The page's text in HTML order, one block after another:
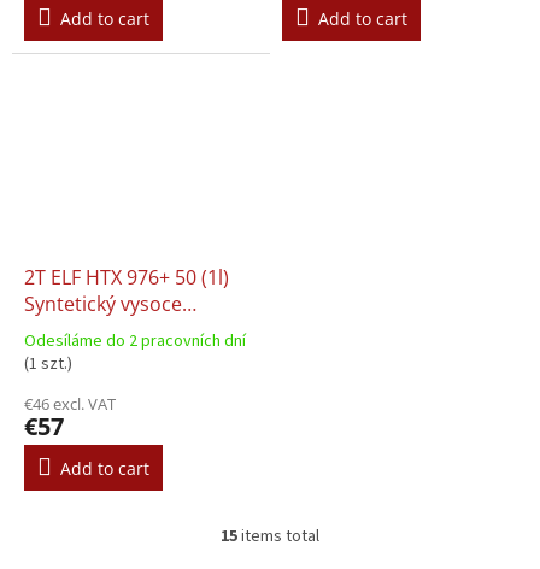
Add to cart Add to cart
2T ELF HTX 976+ 50 (1l)
Syntetický vysoce
výkonný motorový olej
pro motory do 12 - 17
Odesíláme do 2 pracovních dní
(1 szt.)
€46 excl. VAT
€57
Add to cart
L
15items total